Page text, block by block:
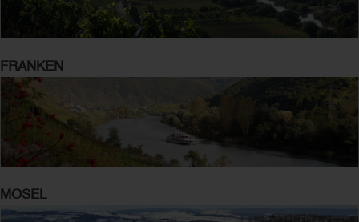
FRANKEN
MOSEL